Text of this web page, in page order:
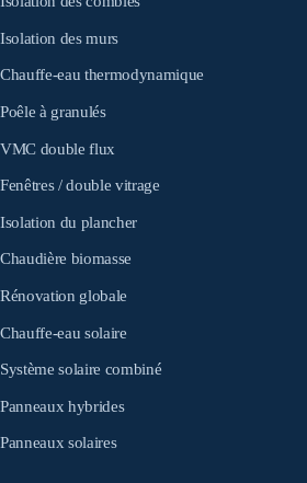
Isolation des murs
Chauffe-eau thermodynamique
Poêle à granulés
VMC double flux
Fenêtres / double vitrage
Isolation du plancher
Chaudière biomasse
Rénovation globale
Chauffe-eau solaire
Système solaire combiné
Panneaux hybrides
Panneaux solaires